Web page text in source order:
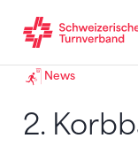
Zum Inhalt springen
Zur Sitemap
Zum Navigieren
News
2.